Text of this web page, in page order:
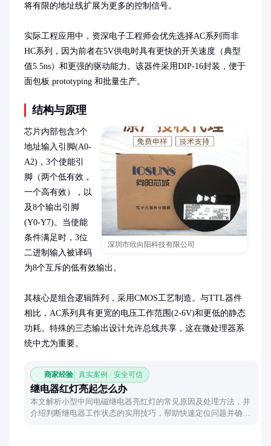
将有限的地址线扩展为更多的控制信号。
实际工程应用中，资深电子工程师会优先选择AC系列而非
HC系列，因为前者在5V供电时具有更快的开关速度（典型
值5.5ns）和更强的驱动能力。该器件采用DIP-16封装，便于
面包板 prototyping 和批量生产。
结构与原理
深圳市欣向阳科技有限公司
芯片内部包含3个
地址输入引脚(A0-
A2)，3个使能引
脚（两个低有效，
一个高有效），以
及8个输出引脚
(Y0-Y7)。当使能
条件满足时，3位
二进制输入被译码
为8个互斥的低有效输出。
其核心是组合逻辑阵列，采用CMOS工艺制造。与TTL器件
相比，AC系列具有更宽的电压工作范围(2-6V)和更低的静态
功耗。特殊的三态输出设计允许总线共享，这在微处理器系
统中尤为重要。
商家经验 真实案例 · 安全可信
继电器红灯亮起怎么办
本文解析小型中间电磁继电器亮红灯的常见原因及处理方法，并
介绍判断继电器工作状态的实用技巧，帮助快速定位问题并确保